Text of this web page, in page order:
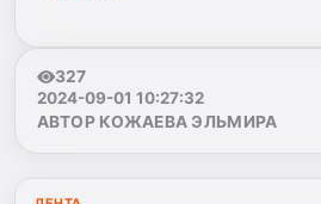
327
2024-09-01 10:27:32
АВТОР КОЖАЕВА ЭЛЬМИРА